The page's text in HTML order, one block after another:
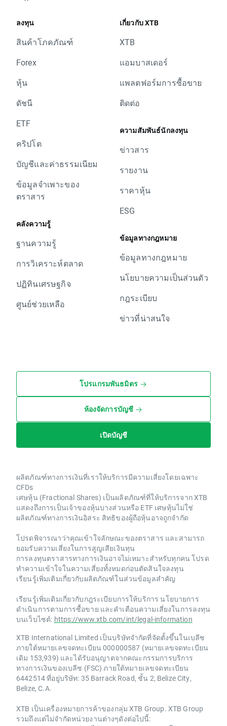
ลงทุน
สินค้าโภคภัณฑ์
Forex
หุ้น
ดัชนี
ETF
คริปโต
บัญชีและค่าธรรมเนียม
ข้อมูลจำเพาะของ
ตราสาร
คลังความรู้
ฐานความรู้
การวิเคราะห์ตลาด
ปฏิทินเศรษฐกิจ
ศูนย์ช่วยเหลือ
เกี่ยวกับ XTB
XTB
แอมบาสเดอร์
แพลตฟอร์มการซื้อขาย
ติดต่อ
ความสัมพันธ์นักลงทุน
ข่าวสาร
รายงาน
ราคาหุ้น
ESG
ข้อมูลทางกฎหมาย
ข้อมูลทางกฎหมาย
นโยบายความเป็นส่วนตัว
กฎระเบียบ
ข่าวที่น่าสนใจ
โปรแกรมพันธมิตร
ห้องจัดการบัญชี
เปิดบัญชี
ผลิตภัณฑ์ทางการเงินที่เราให้บริการมีความเสี่ยงโดยเฉพาะ
CFDs
เศษหุ้น (Fractional Shares) เป็นผลิตภัณฑ์ที่ให้บริการจาก XTB
แสดงถึงการเป็นเจ้าของหุ้นบางส่วนหรือ ETF เศษหุ้นไม่ใช่
ผลิตภัณฑ์ทางการเงินอิสระ สิทธิของผู้ถือหุ้นอาจถูกจำกัด
โปรดพิจารณาว่าคุณเข้าใจลักษณะของตราสาร และสามารถ
ยอมรับความเสี่ยงในการสูญเสียเงินทุน
การลงทุนตราสารทางการเงินอาจไม่เหมาะสำหรับทุกคน โปรด
ทำความเข้าใจในความเสี่ยงทั้งหมดก่อนตัดสินใจลงทุน
เรียนรู้เพิ่มเติมเกี่ยวกับผลิตภัณฑ์ในส่วนข้อมูลสำคัญ
เรียนรู้เพิ่มเติมเกี่ยวกับกฎระเบียบการให้บริการ นโยบายการ
ดำเนินการตามการซื้อขาย และคำเตือนความเสี่ยงในการลงทุน
บนเว็บไซต์: https://www.xtb.com/int/legal-information
XTB International Limited เป็นบริษัทจำกัดที่จัดตั้งขึ้นในเบลีซ
ภายใต้หมายเลขจดทะเบียน 000000587 (หมายเลขจดทะเบียน
เดิม 153,939) และได้รับอนุญาตจากคณะกรรมการบริการ
ทางการเงินของเบลีซ (FSC) ภายใต้หมายเลขจดทะเบียน
6442514 ที่อยู่บริษัท: 35 Barrack Road, ชั้น 2, Belize City,
Belize, C.A.
XTB เป็นเครื่องหมายการค้าของกลุ่ม XTB Group. XTB Group
รวมถึงแต่ไม่จำกัดหน่วยงานต่างๆดังต่อไปนี้: